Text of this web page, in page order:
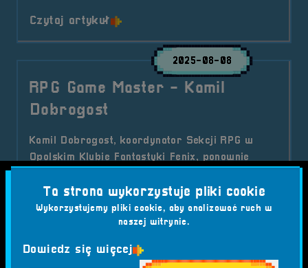
Czytaj artykuło tytule Wydarzenia &#8211; Sesje
2025-08-08
RPG Game Master - Kamil
Dobrogost
Kamil Dobrogost, koordynator Sekcji RPG w
Opolskim Klubie Fantastyki Fenix, ponownie
drużyną przygotuje Strefę RPG, LARP oraz
Strefę Kreatywną – Malowanie figurek, a także
przywiezie wieści o Festiwalu Fantastyki –
Ta strona wykorzystuje pliki cookie
Wykorzystujemy pliki cookie, aby analizować ruch w
naszej witrynie.
Dowiedz się więcej